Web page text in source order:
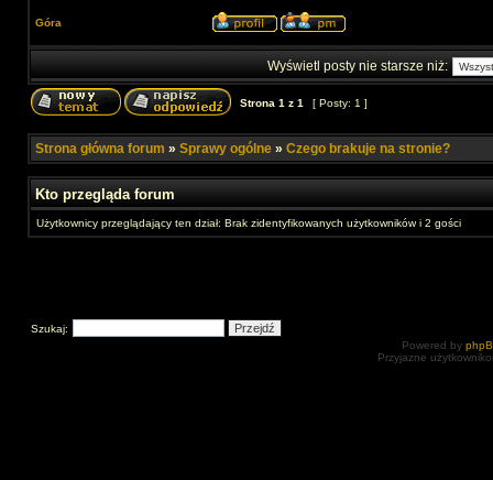
Góra
Wyświetl posty nie starsze niż:
Strona 1 z 1 [ Posty: 1 ]
Strona główna forum » Sprawy ogólne » Czego brakuje na stronie?
Kto przegląda forum
Użytkownicy przeglądający ten dział: Brak zidentyfikowanych użytkowników i 2 gości
Szukaj:
Powered by
Przyjazne